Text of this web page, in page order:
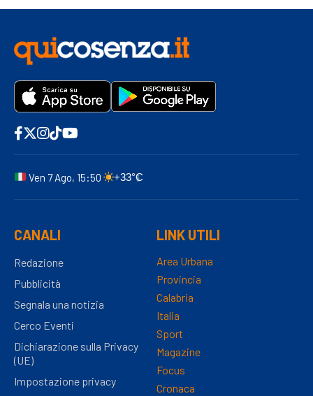
Ven 7 Ago, 15:50 +33°C
CANALI
Redazione
Pubblicità
Segnala una notizia
Cerco Eventi
Dichiarazione sulla Privacy
(UE)
Impostazione privacy
LINK UTILI
Area Urbana
Provincia
Calabria
Italia
Sport
Magazine
Focus
Cronaca